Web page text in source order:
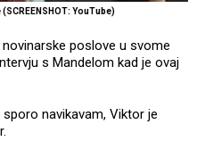
YouTube)
poslove u svome
s Mandelom kad je ovaj
navikavam, Viktor je